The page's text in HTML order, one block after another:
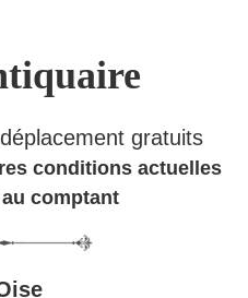
gratuits
conditions actuelles
comptant